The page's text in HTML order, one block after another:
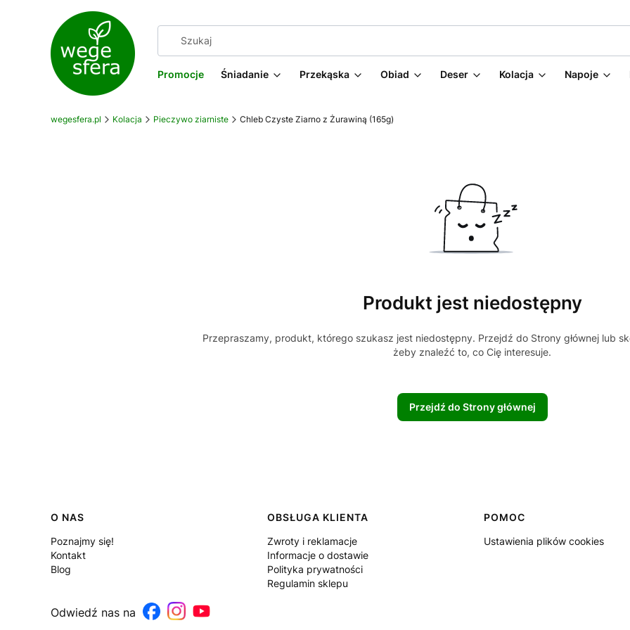
Promocje Śniadanie Przekąska Obiad Deser Kolacja Napoje
wegesfera.pl Kolacja Pieczywo ziarniste Chleb Czyste Ziarno z Żurawiną (165g)
Produkt jest niedostępny
Przepraszamy, produkt, którego szukasz jest niedostępny. Przejdź do Strony głównej lub
żeby znaleźć to, co Cię interesuje.
Przejdź do Strony głównej
Linki w stopce
O NAS
Poznajmy się!
Kontakt
Blog
OBSŁUGA KLIENTA
Zwroty i reklamacje
Informacje o dostawie
Polityka prywatności
Regulamin sklepu
POMOC
Ustawienia plików cookies
Odwiedź nas na